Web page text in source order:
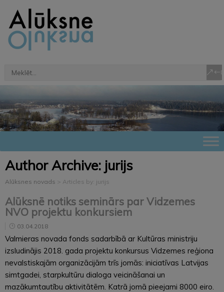
Author Archive: jurijs
Alūksnes novads > Articles by: jurijs
Alūksnē notiks seminārs par Vidzemes
NVO projektu konkursiem
03.04.2018
Valmieras novada fonds sadarbībā ar Kultūras ministriju
izsludinājis 2018. gada projektu konkursus Vidzemes reģiona
nevalstiskajām organizācijām trīs jomās: iniciatīvas Latvijas
simtgadei, starpkultūru dialoga veicināšanai un
mazākumtautību aktivitātēm. Katrā jomā pieejami 8000 eiro.